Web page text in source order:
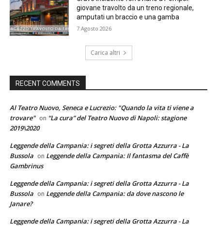
giovane travolto da un treno regionale,
amputati un braccio e una gamba
7 Agosto 2026
Carica altri
RECENT COMMENTS
Al Teatro Nuovo, Seneca e Lucrezio: "Quando la vita ti viene a
trovare" on “La cura” del Teatro Nuovo di Napoli: stagione
2019\2020
Leggende della Campania: i segreti della Grotta Azzurra - La
Bussola on Leggende della Campania: Il fantasma del Caffè
Gambrinus
Leggende della Campania: i segreti della Grotta Azzurra - La
Bussola on Leggende della Campania: da dove nascono le
Janare?
Leggende della Campania: i segreti della Grotta Azzurra - La